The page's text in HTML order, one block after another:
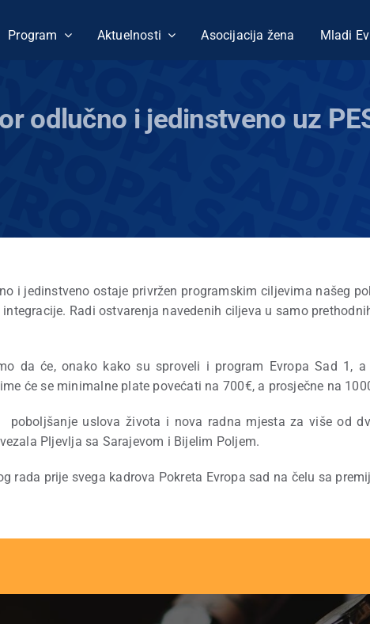
Program Aktuelnosti Asocijacija žena Mladi
odlučno i jedinstveno uz
i jedinstveno ostaje privržen programskim ciljevima našeg
Radi ostvarenja navedenih ciljeva u samo
da će, onako kako su sproveli i program Evropa Sad 1,
će se minimalne plate povećati na 700€, a prosječne na
poboljšanje uslova života i nova radna mjesta za više od
Pljevlja sa Sarajevom i Bijelim Poljem.
rada prije svega kadrova Pokreta Evropa sad na čelu sa